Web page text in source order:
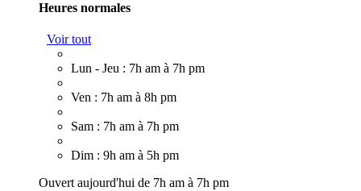
Heures normales
Voir tout
Lun - Jeu : 7h am à 7h pm
Ven : 7h am à 8h pm
Sam : 7h am à 7h pm
Dim : 9h am à 5h pm
Ouvert aujourd'hui de 7h am à 7h pm